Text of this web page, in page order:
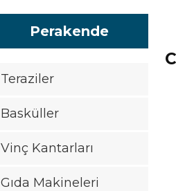
Perakende
Teraziler
Basküller
Vinç Kantarları
Gıda Makineleri